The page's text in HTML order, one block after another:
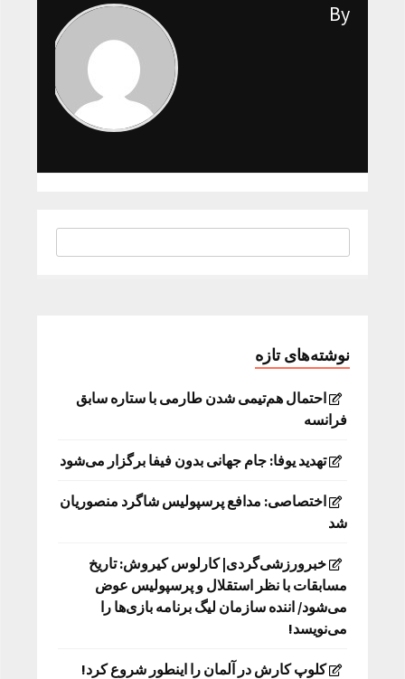
By
نوشته‌های تازه
احتمال هم‌تیمی شدن طارمی با ستاره سابق
فرانسه
تهدید یوفا: جام جهانی بدون فیفا برگزار می‌شود
اختصاصی: مدافع پرسپولیس شاگرد منصوریان
شد
خبرورزشی‌گردی| کارلوس کیروش: تاریخ
مسابقات با نظر استقلال و پرسپولیس عوض
می‌شود/ اننده سازمان لیگ برنامه بازی‌ها را
می‌نویسد!
کلوپ کارش در آلمان را اینطور شروع کرد!